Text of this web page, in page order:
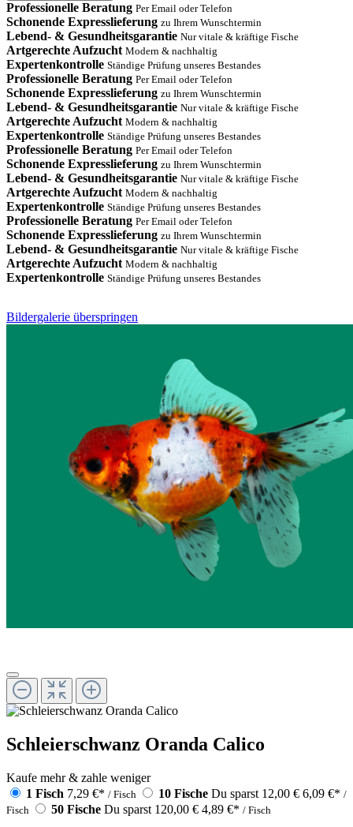
Professionelle Beratung Per Email oder Telefon
Schonende Expresslieferung zu Ihrem Wunschtermin
Lebend- & Gesundheitsgarantie Nur vitale & kräftige Fische
Artgerechte Aufzucht Modern & nachhaltig
Expertenkontrolle Ständige Prüfung unseres Bestandes
Professionelle Beratung Per Email oder Telefon
Schonende Expresslieferung zu Ihrem Wunschtermin
Lebend- & Gesundheitsgarantie Nur vitale & kräftige Fische
Artgerechte Aufzucht Modern & nachhaltig
Expertenkontrolle Ständige Prüfung unseres Bestandes
Professionelle Beratung Per Email oder Telefon
Schonende Expresslieferung zu Ihrem Wunschtermin
Lebend- & Gesundheitsgarantie Nur vitale & kräftige Fische
Artgerechte Aufzucht Modern & nachhaltig
Expertenkontrolle Ständige Prüfung unseres Bestandes
Professionelle Beratung Per Email oder Telefon
Schonende Expresslieferung zu Ihrem Wunschtermin
Lebend- & Gesundheitsgarantie Nur vitale & kräftige Fische
Artgerechte Aufzucht Modern & nachhaltig
Expertenkontrolle Ständige Prüfung unseres Bestandes
Bildergalerie überspringen
Schleierschwanz Oranda Calico
Kaufe mehr & zahle weniger
1 Fisch 7,29 €* / Fisch 10 Fische Du sparst 12,00 € 6,09 €* /
Fisch
50 Fische Du sparst 120,00 € 4,89 €* / Fisch